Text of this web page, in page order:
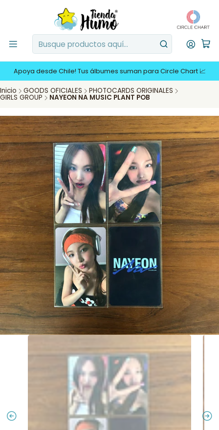
Apoya desde Chile! Tus álbumes suman para Circle Chart 📈
Inicio GOODS OFICIALES PHOTOCARDS ORIGINALES
GIRLS GROUP NAYEON NA MUSIC PLANT POB